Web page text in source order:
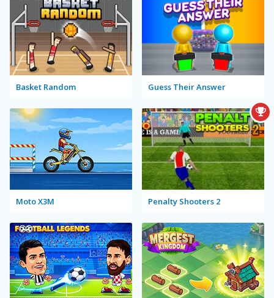
Basket Random Guess Their Answer
Moto X3M Penalty Shooters 2